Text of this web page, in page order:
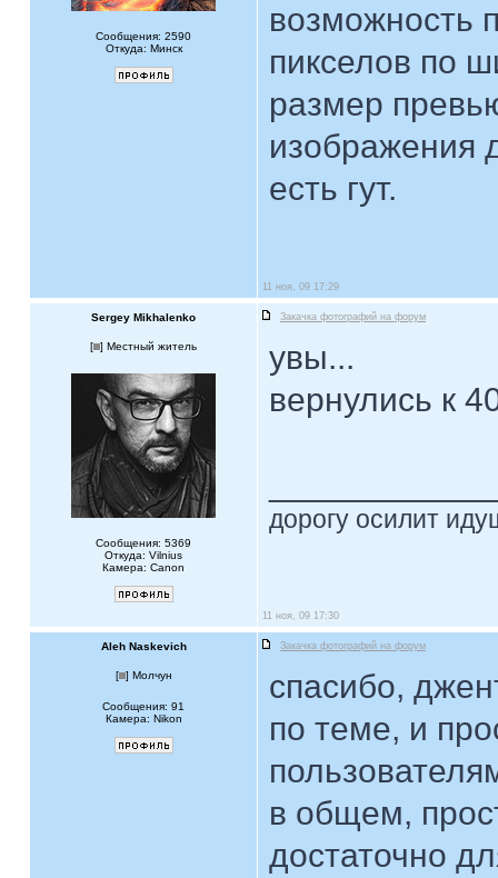
Сообщения: 2590
Откуда: Минск
возможность
пикселов по
размер
изображения
есть гут.
11 ноя, 09 17:29
Sergey Mikhalenko Закачка фотографий на форум
[ ] Местный житель
Сообщения: 5369
Откуда: Vilnius
Камера: Canon
увы...
вернулись к
дорогу осилит
11 ноя, 09 17:30
Aleh Naskevich Закачка фотографий на форум
[ ] Молчун
Сообщения: 91
Камера: Nikon
спасибо,
по теме, и
в общем,
достаточно